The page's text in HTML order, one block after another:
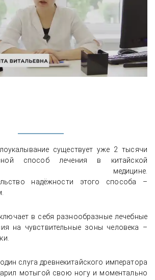
существует уже 2 тысячи
способ лечения в китайской
медицине.
надёжности этого способа –
в себя разнообразные лечебные
на чувствительные зоны человека –
слуга древнекитайского императора
мотыгой свою ногу и моментально